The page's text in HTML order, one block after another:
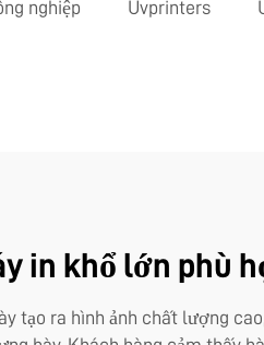
nghiệp Uvprinters
in khổ lớn phù
tạo ra hình ảnh chất lượng